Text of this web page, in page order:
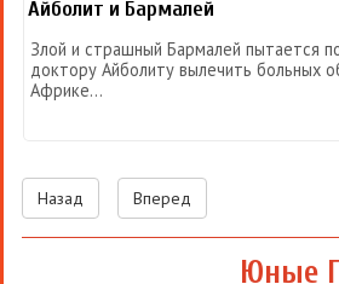
Айболит и Бармалей
Злой и страшный Бармалей пытается
доктору Айболиту вылечить больных
Африке...
Назад Вперед
Юные